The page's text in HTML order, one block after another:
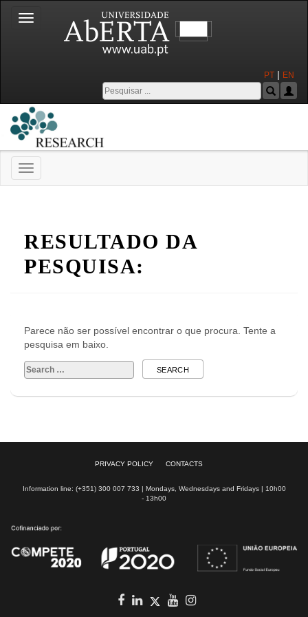
Toggle
navigation
PT | EN
Toggle
navigation
RESULTADO DA
PESQUISA:
Parece não ser possível encontrar o que procura. Tente a
pesquisa em baixo.
Search
for:
PRIVACY POLICY CONTACTS
Information line: (+351) 300 007 733 | Mondays, Wednesdays and Fridays | 10h00
- 13h00
Twitter